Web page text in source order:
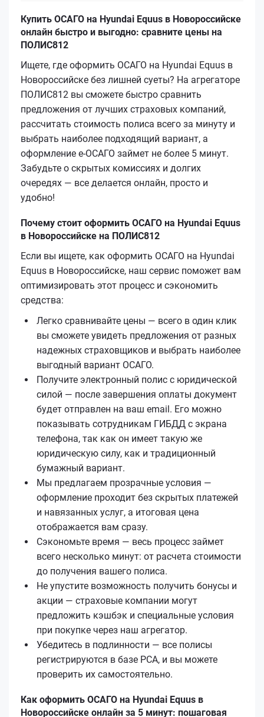
Купить ОСАГО на Hyundai Equus в Новороссийске
онлайн быстро и выгодно: сравните цены на
ПОЛИС812
Ищете, где оформить ОСАГО на Hyundai Equus в
Новороссийске без лишней суеты? На агрегаторе
ПОЛИС812 вы сможете быстро сравнить
предложения от лучших страховых компаний,
рассчитать стоимость полиса всего за минуту и
выбрать наиболее подходящий вариант, а
оформление е-ОСАГО займет не более 5 минут.
Забудьте о скрытых комиссиях и долгих
очередях — все делается онлайн, просто и
удобно!
Почему стоит оформить ОСАГО на Hyundai Equus
в Новороссийске на ПОЛИС812
Если вы ищете, как оформить ОСАГО на Hyundai
Equus в Новороссийске, наш сервис поможет вам
оптимизировать этот процесс и сэкономить
средства:
Легко сравнивайте цены — всего в один клик
вы сможете увидеть предложения от разных
надежных страховщиков и выбрать наиболее
выгодный вариант ОСАГО.
Получите электронный полис с юридической
силой — после завершения оплаты документ
будет отправлен на ваш email. Его можно
показывать сотрудникам ГИБДД с экрана
телефона, так как он имеет такую же
юридическую силу, как и традиционный
бумажный вариант.
Мы предлагаем прозрачные условия —
оформление проходит без скрытых платежей
и навязанных услуг, а итоговая цена
отображается вам сразу.
Сэкономьте время — весь процесс займет
всего несколько минут: от расчета стоимости
до получения вашего полиса.
Не упустите возможность получить бонусы и
акции — страховые компании могут
предложить кэшбэк и специальные условия
при покупке через наш агрегатор.
Убедитесь в подлинности — все полисы
регистрируются в базе РСА, и вы можете
проверить их самостоятельно.
Как оформить ОСАГО на Hyundai Equus в
Новороссийске онлайн за 5 минут: пошаговая